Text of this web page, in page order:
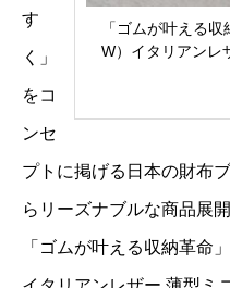
「ゴムが叶える
W）イタリアンレ
す
く」
をコ
ンセ
プトに掲げる日本の財布
らリーズナブルな商品展
「ゴムが叶える収納革命